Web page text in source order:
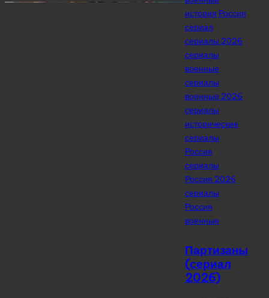
in
история Россия
сериал
сериалы 2026
сериалы
военные
сериалы
военные 2026
сериалы
исторические
сериалы
Россия
сериалы
Россия 2026
сериалы
Россия
военные
Партизаны
(сериал
2026)